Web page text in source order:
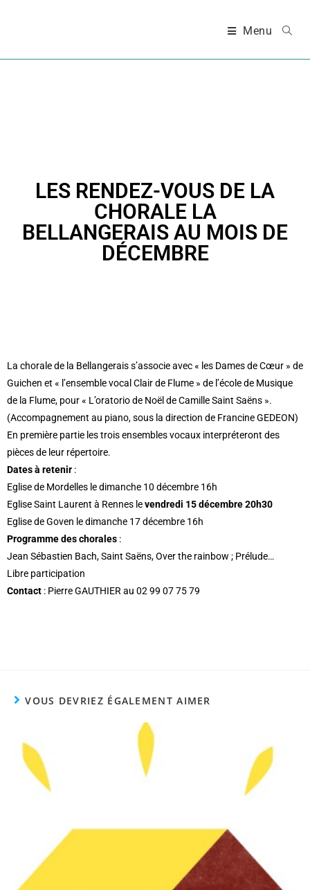
Menu
LES RENDEZ-VOUS DE LA
CHORALE LA
BELLANGERAIS AU MOIS DE
DÉCEMBRE
La chorale de la Bellangerais s’associe avec « les Dames de Cœur » de
Guichen et « l’ensemble vocal Clair de Flume » de l’école de Musique
de la Flume, pour « L’oratorio de Noël de Camille Saint Saëns ».
(Accompagnement au piano, sous la direction de Francine GEDEON)
En première partie les trois ensembles vocaux interpréteront des
pièces de leur répertoire.
Dates à retenir :
Eglise de Mordelles le dimanche 10 décembre 16h
Eglise Saint Laurent à Rennes levendredi 15 décembre 20h30
Eglise de Goven le dimanche 17 décembre 16h
Programme des chorales :
Jean Sébastien Bach, Saint Saëns, Over the rainbow ; Prélude…
Libre participation
Contact : Pierre GAUTHIER au 02 99 07 75 79
VOUS DEVRIEZ ÉGALEMENT AIMER